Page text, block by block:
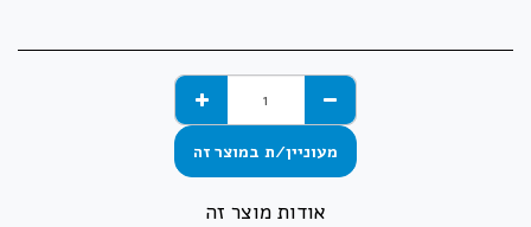
מעוניין/ת במוצר זה
אודות מוצר זה